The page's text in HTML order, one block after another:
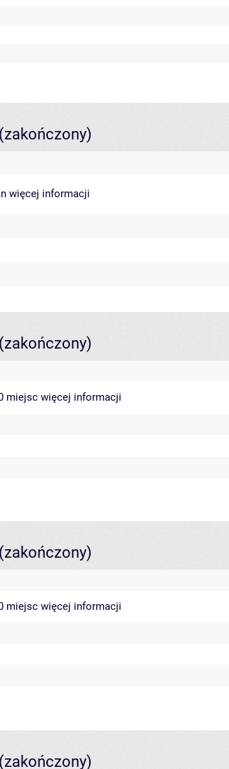
(zakończony)
więcej informacji
(zakończony)
miejsc więcej informacji
(zakończony)
miejsc więcej informacji
(zakończony)